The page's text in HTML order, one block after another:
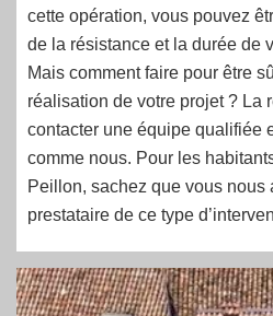
cette opération, vous pouvez
de la résistance et la durée de
Mais comment faire pour être
réalisation de votre projet ? La
contacter une équipe qualifiée
comme nous. Pour les
Peillon, sachez que vous nous
prestataire de ce type